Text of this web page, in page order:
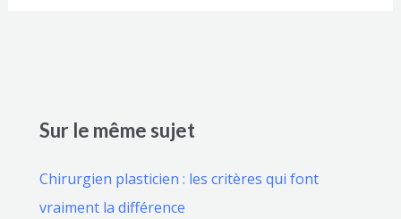
Sur le même sujet
Chirurgien plasticien : les critères qui font
vraiment la différence